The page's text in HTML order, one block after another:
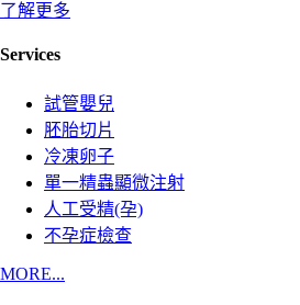
了解更多
Services
試管嬰兒
胚胎切片
冷凍卵子
單一精蟲顯微注射
人工受精(孕)
不孕症檢查
MORE...